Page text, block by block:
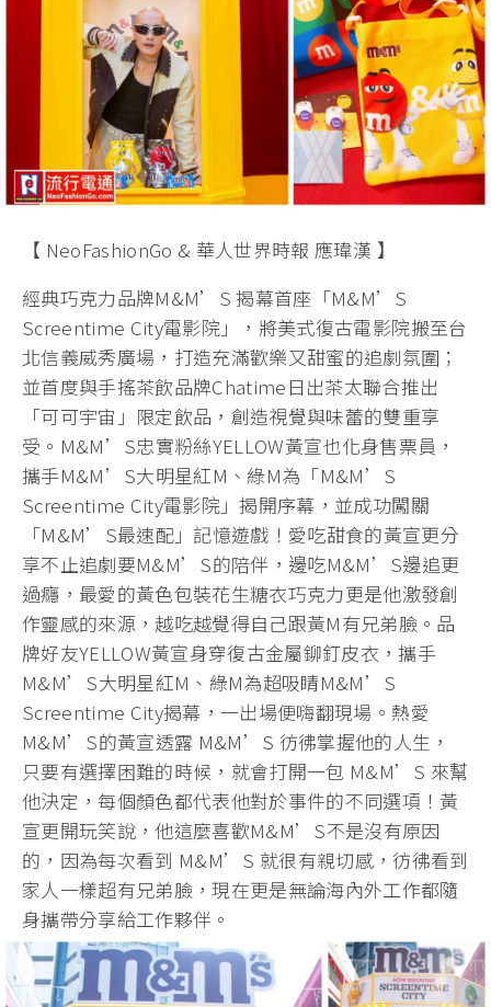
【 NeoFashionGo & 華人世界時報 應瑋漢 】
經典巧克力品牌M&M’S 揭幕首座「M&M’S
Screentime City電影院」，將美式復古電影院搬至台
北信義威秀廣場，打造充滿歡樂又甜蜜的追劇氛圍；
並首度與手搖茶飲品牌Chatime日出茶太聯合推出
「可可宇宙」限定飲品，創造視覺與味蕾的雙重享
受。M&M’S忠實粉絲YELLOW黃宣也化身售票員，
攜手M&M’S大明星紅M、綠M為「M&M’S
Screentime City電影院」揭開序幕，並成功闖關
「M&M’S最速配」記憶遊戲！愛吃甜食的黃宣更分
享不止追劇要M&M’S的陪伴，邊吃M&M’S邊追更
過癮，最愛的黃色包裝花生糖衣巧克力更是他激發創
作靈感的來源，越吃越覺得自己跟黃M有兄弟臉。品
牌好友YELLOW黃宣身穿復古金屬鉚釘皮衣，攜手
M&M’S大明星紅M、綠M為超吸睛M&M’S
Screentime City揭幕，一出場便嗨翻現場。熱愛
M&M’S的黃宣透露 M&M’S 彷彿掌握他的人生，
只要有選擇困難的時候，就會打開一包 M&M’S 來幫
他決定，每個顏色都代表他對於事件的不同選項！黃
宣更開玩笑說，他這麼喜歡M&M’S不是沒有原因
的，因為每次看到 M&M’S 就很有親切感，彷彿看到
家人一樣超有兄弟臉，現在更是無論海內外工作都隨
身攜帶分享給工作夥伴。